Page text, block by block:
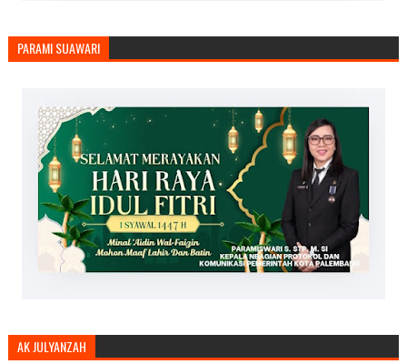
PARAMI SUAWARI
AK JULYANZAH